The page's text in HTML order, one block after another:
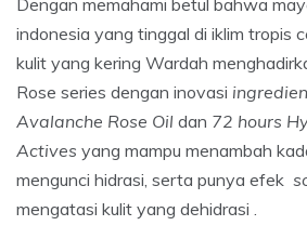
Dengan memahami betul bahwa
indonesia yang tinggal di iklim tropis
kulit yang kering Wardah
Rose series dengan inovasi
Avalanche Rose Oil dan 72 hours
Actives yang mampu menambah
mengunci hidrasi, serta punya efek
mengatasi kulit yang dehidrasi .